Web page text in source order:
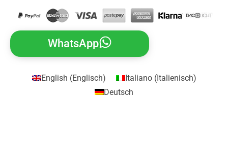
WhatsApp
English (Englisch) Italiano(Italienisch)
Deutsch